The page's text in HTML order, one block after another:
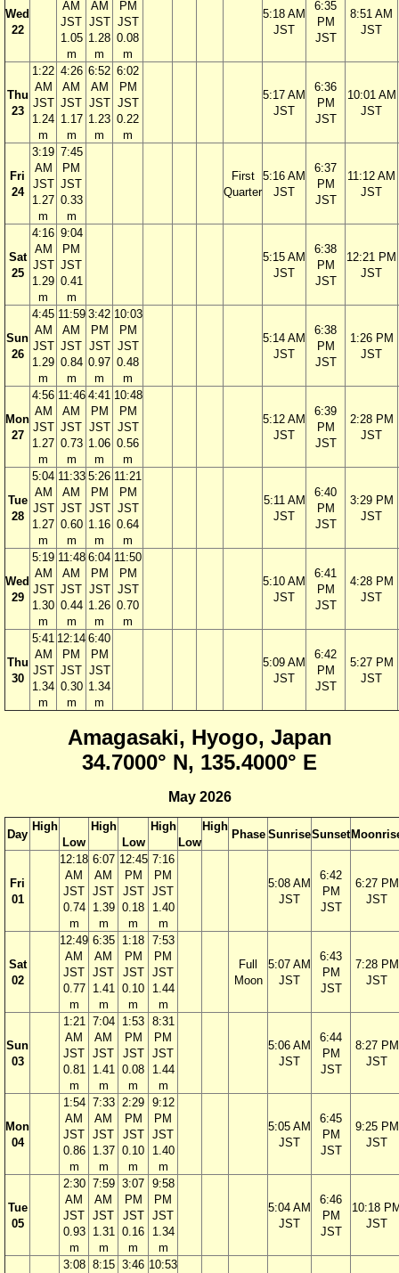
Wed
22
AM
JST
1.05
m
AM
JST
1.28
m
PM
JST
0.08
m
5:18 AM
JST
6:35
PM
JST
8:51 AM
JST
Thu
23
1:22
AM
JST
1.24
m
4:26
AM
JST
1.17
m
6:52
AM
JST
1.23
m
6:02
PM
JST
0.22
m
5:17 AM
JST
6:36
PM
JST
10:01 AM
JST
Fri
24
3:19
AM
JST
1.27
m
7:45
PM
JST
0.33
m
First
Quarter
5:16 AM
JST
6:37
PM
JST
11:12 AM
JST
Sat
25
4:16
AM
JST
1.29
m
9:04
PM
JST
0.41
m
5:15 AM
JST
6:38
PM
JST
12:21 PM
JST
Sun
26
4:45
AM
JST
1.29
m
11:59
AM
JST
0.84
m
3:42
PM
JST
0.97
m
10:03
PM
JST
0.48
m
5:14 AM
JST
6:38
PM
JST
1:26 PM
JST
Mon
27
4:56
AM
JST
1.27
m
11:46
AM
JST
0.73
m
4:41
PM
JST
1.06
m
10:48
PM
JST
0.56
m
5:12 AM
JST
6:39
PM
JST
2:28 PM
JST
Tue
28
5:04
AM
JST
1.27
m
11:33
AM
JST
0.60
m
5:26
PM
JST
1.16
m
11:21
PM
JST
0.64
m
5:11 AM
JST
6:40
PM
JST
3:29 PM
JST
Wed
29
5:19
AM
JST
1.30
m
11:48
AM
JST
0.44
m
6:04
PM
JST
1.26
m
11:50
PM
JST
0.70
m
5:10 AM
JST
6:41
PM
JST
4:28 PM
JST
Thu
30
5:41
AM
JST
1.34
m
12:14
PM
JST
0.30
m
6:40
PM
JST
1.34
m
5:09 AM
JST
6:42
PM
JST
5:27 PM
JST
Amagasaki, Hyogo, Japan
34.7000° N, 135.4000° E
May 2026
Day
High
Low
High
Low
High
Low
High
Phase SunriseSunset
Fri
01
12:18
AM
JST
0.74
m
6:07
AM
JST
1.39
m
12:45
PM
JST
0.18
m
7:16
PM
JST
1.40
m
5:08 AM
JST
6:42
PM
JST
6:27 PM
JST
Sat
02
12:49
AM
JST
0.77
m
6:35
AM
JST
1.41
m
1:18
PM
JST
0.10
m
7:53
PM
JST
1.44
m
Full
Moon
5:07 AM
JST
6:43
PM
JST
7:28 PM
JST
Sun
03
1:21
AM
JST
0.81
m
7:04
AM
JST
1.41
m
1:53
PM
JST
0.08
m
8:31
PM
JST
1.44
m
5:06 AM
JST
6:44
PM
JST
8:27 PM
JST
Mon
04
1:54
AM
JST
0.86
m
7:33
AM
JST
1.37
m
2:29
PM
JST
0.10
m
9:12
PM
JST
1.40
m
5:05 AM
JST
6:45
PM
JST
9:25 PM
JST
Tue
05
2:30
AM
JST
0.93
m
7:59
AM
JST
1.31
m
3:07
PM
JST
0.16
m
9:58
PM
JST
1.34
m
5:04 AM
JST
6:46
PM
JST
10:18
JST
3:08 8:15 3:46 10:53